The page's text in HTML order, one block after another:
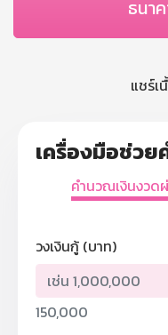
ธนา
แชร์เ
เครื่องมือช่ว
คำนวณเงินงวด
วงเงินกู้ (บาท)
150,000